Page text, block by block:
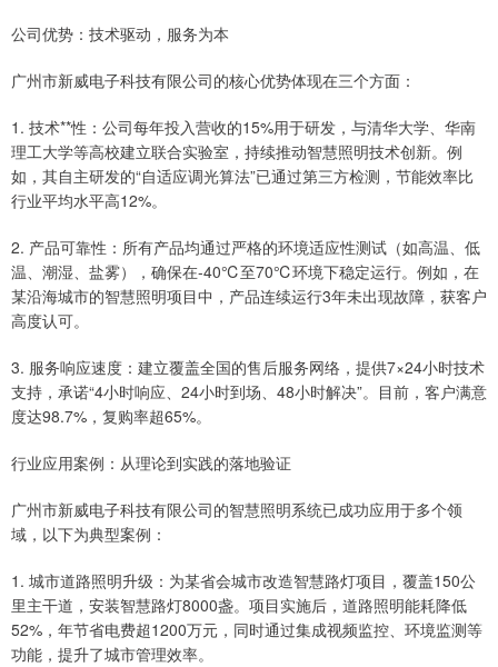
公司优势：技术驱动，服务为本
广州市新威电子科技有限公司的核心优势体现在三个方面：
1. 技术**性：公司每年投入营收的15%用于研发，与清华大学、华南
理工大学等高校建立联合实验室，持续推动智慧照明技术创新。例
如，其自主研发的“自适应调光算法”已通过第三方检测，节能效率比
行业平均水平高12%。
2. 产品可靠性：所有产品均通过严格的环境适应性测试（如高温、低
温、潮湿、盐雾），确保在-40℃至70℃环境下稳定运行。例如，在
某沿海城市的智慧照明项目中，产品连续运行3年未出现故障，获客户
高度认可。
3. 服务响应速度：建立覆盖全国的售后服务网络，提供7×24小时技术
支持，承诺“4小时响应、24小时到场、48小时解决”。目前，客户满意
度达98.7%，复购率超65%。
行业应用案例：从理论到实践的落地验证
广州市新威电子科技有限公司的智慧照明系统已成功应用于多个领
域，以下为典型案例：
1. 城市道路照明升级：为某省会城市改造智慧路灯项目，覆盖150公
里主干道，安装智慧路灯8000盏。项目实施后，道路照明能耗降低
52%，年节省电费超1200万元，同时通过集成视频监控、环境监测等
功能，提升了城市管理效率。